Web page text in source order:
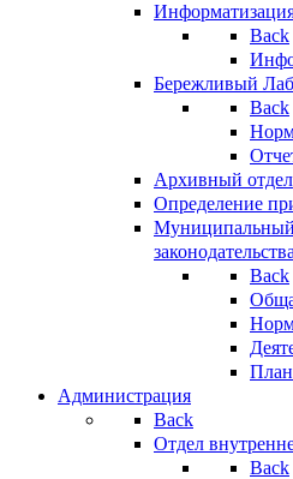
Back
Бережливый
Back
Архивный отдел
Определение
Муниципальный
законодательства
Back
План
Администрация
Back
Отдел
Back